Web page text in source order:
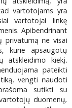
vartotojams yra
vartotojai linkę
Apibendrinant
ne visai
kurie apsaugotų
atskleidimo kiekį.
pateikti
vengti naudoti
sutikti su
duomenų,